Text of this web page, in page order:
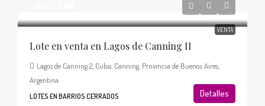
VENTA
Lote en venta en Lagos de Canning II
Lagos de Canning 2, Cuba, Canning, Provincia de Buenos Aires,
Argentina
LOTES EN BARRIOS CERRADOS Detalles